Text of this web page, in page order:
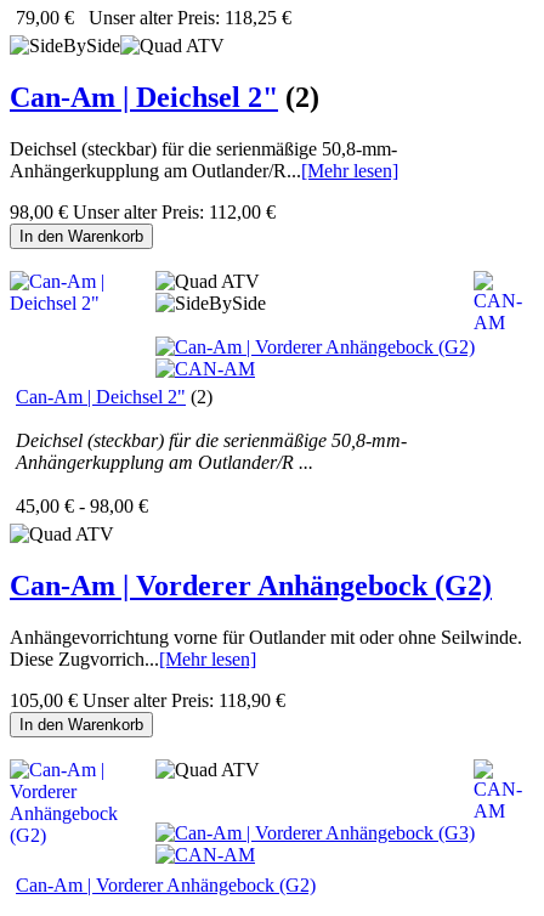
79,00 € Unser alter Preis: 118,25 €
Can-Am | Deichsel 2" (2)
Deichsel (steckbar) für die serienmäßige 50,8-mm-
Anhängerkupplung am Outlander/R...[Mehr lesen]
98,00 € Unser alter Preis: 112,00 €
In den Warenkorb
Can-Am | Deichsel 2" (2)
Deichsel (steckbar) für die serienmäßige 50,8-mm-
Anhängerkupplung am Outlander/R ...
45,00 € - 98,00 €
Can-Am | Vorderer Anhängebock (G2)
Anhängevorrichtung vorne für Outlander mit oder ohne Seilwinde.
Diese Zugvorrich...[Mehr lesen]
105,00 € Unser alter Preis: 118,90 €
In den Warenkorb
Can-Am | Vorderer Anhängebock (G2)